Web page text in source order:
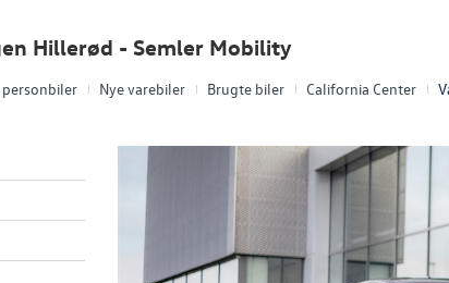
personbiler Nye varebiler Brugte biler California Center
Hillerød - Semler Mobility